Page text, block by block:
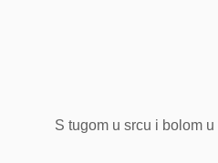
S tugom u srcu i bolom